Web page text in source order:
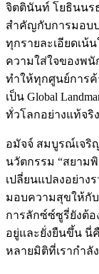
จิตตินันท์ โยธินนร
สำคัญกับการมอบ
ทุกรายละเอียดเน้
ความใส่ใจของพนั
ทำให้ทุกศูนย์การ
เป็น Global
ทั่วโลกอย่างแท้จริ
อมัจจ์ สมบูรณ์เจริ
นวัตกรรม “สยาม
เปลี่ยนแปลงอย่าง
มอบความสุขให้กั
การลักซ์ซ์ซูรี่ยังต้อ
อยู่และยั่งยืนขึ้น นี่
หลายมิติที่เรากำลั